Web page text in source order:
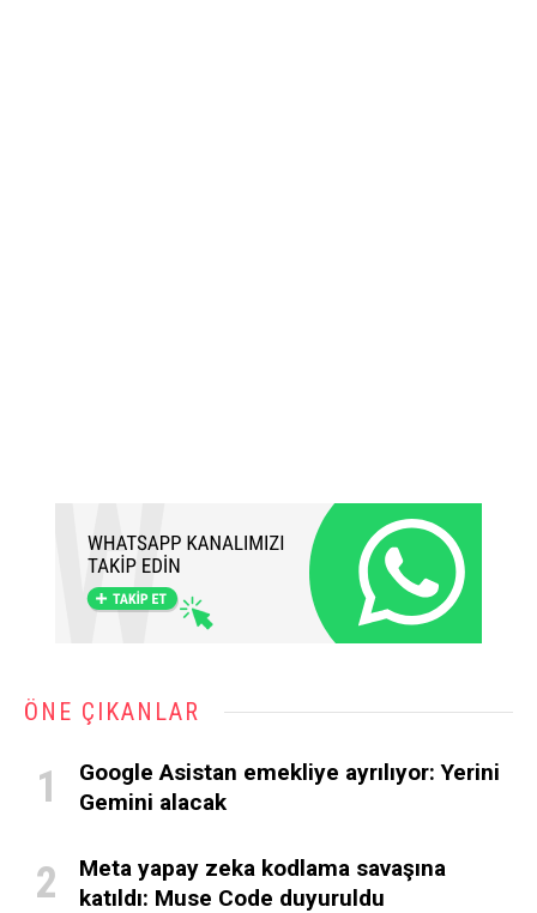
ÖNE ÇIKANLAR
Google Asistan emekliye ayrılıyor: Yerini
Gemini alacak
Meta yapay zeka kodlama savaşına
katıldı: Muse Code duyuruldu